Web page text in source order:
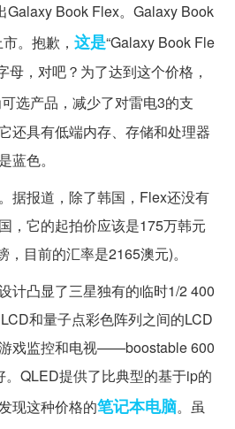
Galaxy Book Flex。Galaxy Book
。抱歉， 这是“Galaxy Book Fle
母，对吧？为了达到这个价格，
选产品，减少了对雷电3的支
还具有低端内存、存储和处理器
蓝色。
据报道，除了韩国，Flex还没有
，它的起拍价应该是175万韩元
目前的汇率是2165澳元)。
计凸显了三星独有的临时1/2 400
和量子点彩色阵列之间的LCD
戏监控和电视——boostable 600
QLED提供了比典型的基于ip的
现这种价格的笔记本电脑。虽